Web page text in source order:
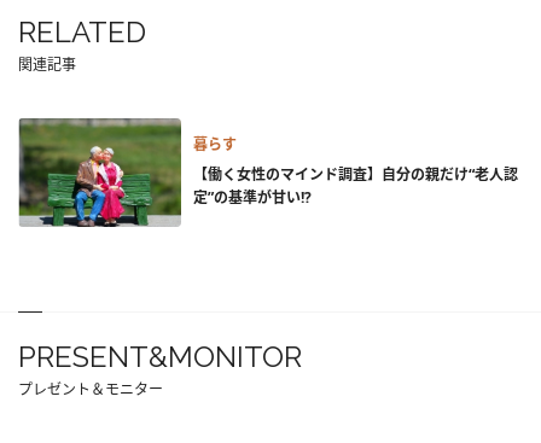
RELATED
関連記事
暮らす
【働く女性のマインド調査】自分の親だけ“老人認
定”の基準が甘い!?
PRESENT&MONITOR
プレゼント＆モニター